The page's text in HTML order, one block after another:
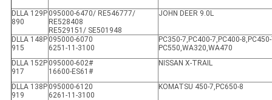
DLLA 129P
890
095000-6470/ RE546777/
RE528408
RE529151/ SE501948
JOHN DEER 9.0L
DLLA 148P
915
095000-6070
6251-11-3100
PC350-7,PC400-7,PC400-
PC550,WA320,WA470
DLLA 152P
917
095000-602#
16600-ES61#
NISSAN X-TRAIL
DLLA 138P
919
095000-6120
6261-11-3100
KOMATSU 450-7,PC650-8